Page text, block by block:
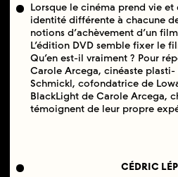
Lorsque le cinéma prend vie et
identité différente à chacune
notions d’achèvement d’un
L’édition DVD semble fixer le
Qu’en est-il vraiment ? Pour
Carole Arcega, cinéaste plasti-
Schmickl, cofondatrice de
BlackLight de Carole Arcega,
témoignent de leur propre
CÉDRIC